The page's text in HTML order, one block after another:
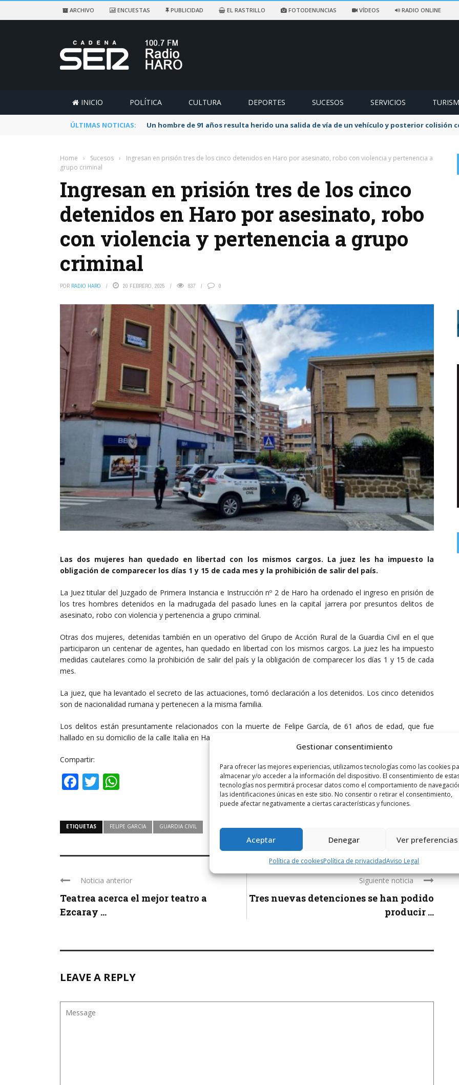
Gestionar consentimiento
Para ofrecer las mejores experiencias, utilizamos tecnologías como las cookies
almacenar y/o acceder a la información del dispositivo. El consentimiento de
tecnologías nos permitirá procesar datos como el comportamiento de
las identificaciones únicas en este sitio. No consentir o retirar el consentimiento,
puede afectar negativamente a ciertas características y funciones.
Aceptar Denegar Ver preferencias
Política de cookiesPolítica de privacidadAviso Legal
ARCHIVO ENCUESTAS PUBLICIDAD EL RASTRILLO FOTODENUNCIAS VÍDEOS RADIO ONLINE
INICIO POLÍTICA CULTURA DEPORTES SUCESOS SERVICIOS
ÚLTIMAS NOTICIAS: Un hombre de 91 años resulta herido una salida de vía de un vehículo y posterior colisión
Home › Sucesos ›
Ingresan en prisión tres de los cinco detenidos en Haro por asesinato, robo con violencia y pertenencia a
grupo criminal
Ingresan en prisión tres de los cinco
detenidos en Haro por asesinato, robo
con violencia y pertenencia a grupo
criminal
POR RADIO HARO 20 FEBRERO, 2025 837 0
Las dos mujeres han quedado en libertad con los mismos cargos. La juez les ha impuesto la
obligación de comparecer los días 1 y 15 de cada mes y la prohibición de salir del país.
La Juez titular del Juzgado de Primera Instancia e Instrucción nº 2 de Haro ha ordenado el ingreso en prisión de
los tres hombres detenidos en la madrugada del pasado lunes en la capital jarrera por presuntos delitos de
asesinato, robo con violencia y pertenencia a grupo criminal.
Otras dos mujeres, detenidas también en un operativo del Grupo de Acción Rural de la Guardia Civil en el que
participaron un centenar de agentes, han quedado en libertad con los mismos cargos. La juez les ha impuesto
medidas cautelares como la prohibición de salir del país y la obligación de comparecer los días 1 y 15 de cada
mes.
La juez, que ha levantado el secreto de las actuaciones, tomó declaración a los detenidos. Los cinco detenidos
son de nacionalidad rumana y pertenecen a la misma familia.
Los delitos están presuntamente relacionados con la muerte de Felipe García, de 61 años de edad, que fue
hallado en su domicilio de la calle Italia en Haro.
Compartir:
Facebook
Twitter
ETIQUETAS FELIPE GARCIA GUARDIA CIVIL
Noticia anterior
Teatrea acerca el mejor teatro a
Ezcaray ...
Siguiente noticia
Tres nuevas detenciones se han podido
producir ...
LEAVE A REPLY